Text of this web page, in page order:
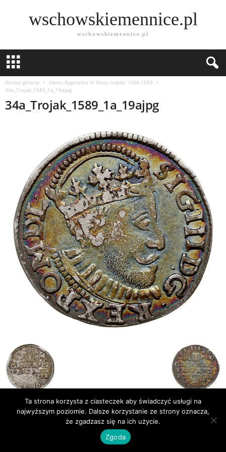
wschowskiemennice.pl
wschowskiemennice.pl
Strona główna
Okres Zygmunta lll Wazy trojaki 1588-1593
34a_Trojak_1589_1a_19ajpg
34a_Trojak_1589_1a_19ajpg
Publikacje
Bibliografia
© Newsmag WordPress Theme by TagDiv
Ta strona korzysta z ciasteczek aby świadczyć usługi na
najwyższym poziomie. Dalsze korzystanie ze strony oznacza,
że zgadzasz się na ich użycie.
Zgoda